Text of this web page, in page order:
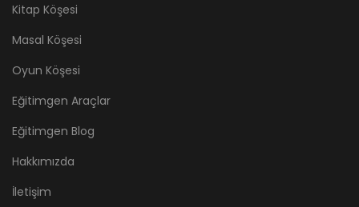
Kitap Köşesi
Masal Köşesi
Oyun Köşesi
Eğitimgen Araçlar
Eğitimgen Blog
Hakkımızda
İletişim